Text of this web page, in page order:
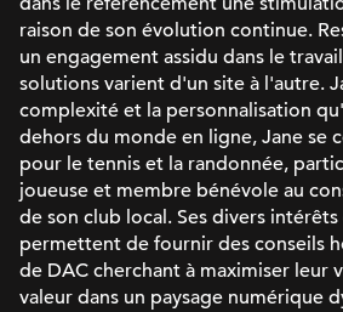
raison de son évolution continue.
un engagement assidu dans le
solutions varient d'un site à l'autre.
complexité et la personnalisation
dehors du monde en ligne, Jane se
pour le tennis et la randonnée,
joueuse et membre bénévole au
de son club local. Ses divers
permettent de fournir des conseils
de DAC cherchant à maximiser leur
valeur dans un paysage numérique